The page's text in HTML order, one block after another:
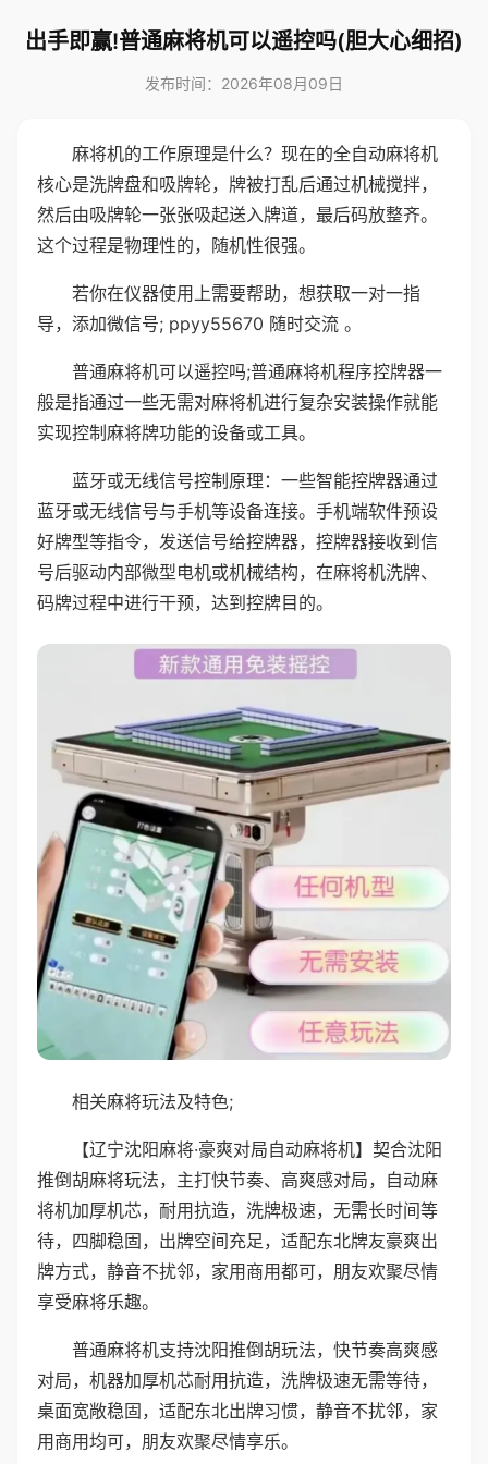
出手即赢!普通麻将机可以遥控吗(胆大心细招)
发布时间：2026年08月09日
麻将机的工作原理是什么？现在的全自动麻将机
核心是洗牌盘和吸牌轮，牌被打乱后通过机械搅拌，
然后由吸牌轮一张张吸起送入牌道，最后码放整齐。
这个过程是物理性的，随机性很强。
若你在仪器使用上需要帮助，想获取一对一指
导，添加微信号; ppyy55670 随时交流 。
普通麻将机可以遥控吗;普通麻将机程序控牌器一
般是指通过一些无需对麻将机进行复杂安装操作就能
实现控制麻将牌功能的设备或工具。
蓝牙或无线信号控制原理：一些智能控牌器通过
蓝牙或无线信号与手机等设备连接。手机端软件预设
好牌型等指令，发送信号给控牌器，控牌器接收到信
号后驱动内部微型电机或机械结构，在麻将机洗牌、
码牌过程中进行干预，达到控牌目的。
相关麻将玩法及特色;
【辽宁沈阳麻将·豪爽对局自动麻将机】契合沈阳
推倒胡麻将玩法，主打快节奏、高爽感对局，自动麻
将机加厚机芯，耐用抗造，洗牌极速，无需长时间等
待，四脚稳固，出牌空间充足，适配东北牌友豪爽出
牌方式，静音不扰邻，家用商用都可，朋友欢聚尽情
享受麻将乐趣。
普通麻将机支持沈阳推倒胡玩法，快节奏高爽感
对局，机器加厚机芯耐用抗造，洗牌极速无需等待，
桌面宽敞稳固，适配东北出牌习惯，静音不扰邻，家
用商用均可，朋友欢聚尽情享乐。